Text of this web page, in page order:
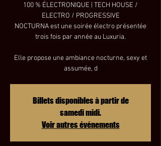
100 % ÉLECTRONIQUE | TECH HOUSE /
ELECTRO / PROGRESSIVE
NOCTURNA est une soirée électro présentée
trois fois par année au Luxuria.
Elle propose une ambiance nocturne, sexy et
assumée, d
Billets disponibles à partir de
samedi midi.
Voir autres événements